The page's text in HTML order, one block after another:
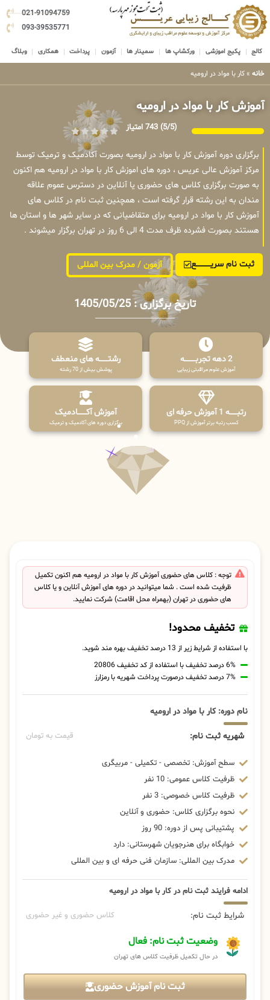
021-91094759
093-39535771
کالج پکیج اموزشی ورکشاپ ها سمینار ها آزمون پرداخت همکاری وبلاگ
خانه » کار با مواد در ارومیه
آموزش کار با مواد در ارومیه
(5/5) 743 امتیاز
برگزاری دوره آموزش کار با مواد در ارومیه بصورت آکادمیک و ترمیک توسط
مرکز آموزش عالی عریس ، دوره های اموزش کار با مواد در ارومیه هم اکنون
به صورت برگزاری کلاس های حضوری یا آنلاین در دسترس عموم علاقه
مندان به این رشته قرار گرفته است ، همچنین ثبت نام در کلاس های
آموزش کار با مواد در ارومیه برای متقاضیانی که در سایر شهر ها و استان ها
هستند بصورت فشرده ظرف مدت 4 الی 6 روز در تهران برگزار میشوند .
ثبت نام سریــــــــــــع آزمون / مدرک بین المللی
تاریخ برگزاری : 1405/05/25
2 دهه تجربـــــــــه
آموزش علوم مراقبتی زیبایی
رشتـــــــه های منعطف
پوشش بیش از 70 رشته
رتبــــــه 1 آموزش حرفه ای
کسب رتبه برتر آموزش از PPQ
آموزش آکـــــــادمیک
برگزاری دوره های آکادمیک و ترمیک
توجه : کلاس های حضوری آموزش کار با مواد در ارومیه هم اکنون تکمیل
ظرفیت شده است . شما میتوانید در دوره های آموزش آنلاین و یا کلاس
های حضوری در تهران (بهمراه محل اقامت) شرکت نمایید.
تخفیف محدود!
با استفاده از شرایط زیر از 13 درصد تخفیف بهره مند شوید.
6% درصد تخفیف با استفاده از کد تخفیف 20806
7% درصد تخفیف درصورت پرداخت شهریه با رمزارز
نام دوره: کار با مواد در ارومیه
شهریه ثبت نام: قیمت به تومان
سطح آموزش: تخصصی - تکمیلی - مربیگری
ظرفیت کلاس عمومی: 10 نفر
ظرفیت کلاس خصوصی: 3 نفر
نحوه برگزاری کلاس: حضوری و آنلاین
پشتیبانی پس از دوره: 90 روز
خوابگاه برای هنرجویان شهرستانی: دارد
مدرک بین المللی: سازمان فنی حرفه ای و بین المللی
ادامه فرایند ثبت نام در کار با مواد در ارومیه
شرایط ثبت نام: کلاس حضوری و غیر حضوری
وضعیت ثبت نام: فعال
در حال تکمیل ظرفیت کلاس های تهران
ثبت نام آموزش حضوری